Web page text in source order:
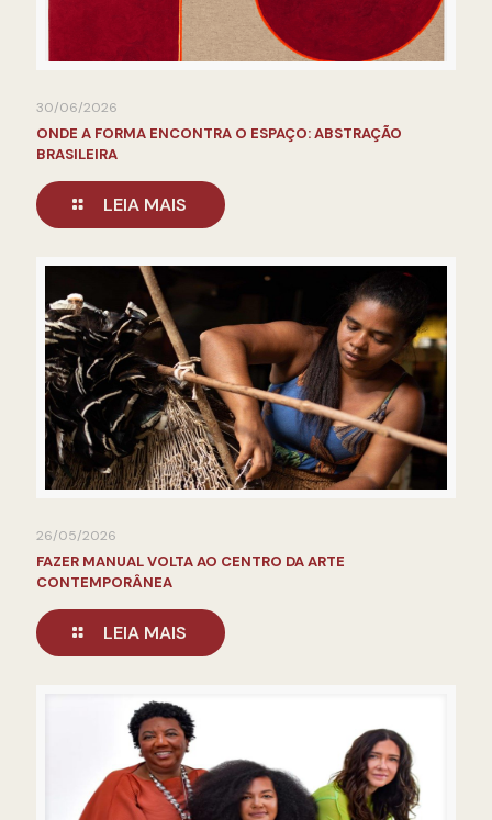
30/06/2026
ONDE A FORMA ENCONTRA O ESPAÇO: ABSTRAÇÃO
BRASILEIRA
LEIA MAIS
26/05/2026
FAZER MANUAL VOLTA AO CENTRO DA ARTE
CONTEMPORÂNEA
LEIA MAIS